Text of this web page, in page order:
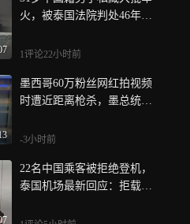
火，被泰国法院判处46年，
别
1评论22小时前
墨西哥60万粉丝网红拍视频
时遭近距离枪杀，墨总统发
遇害
-3小时前
22名中国乘客被拒绝登机，
泰国机场最新回应：拒载决